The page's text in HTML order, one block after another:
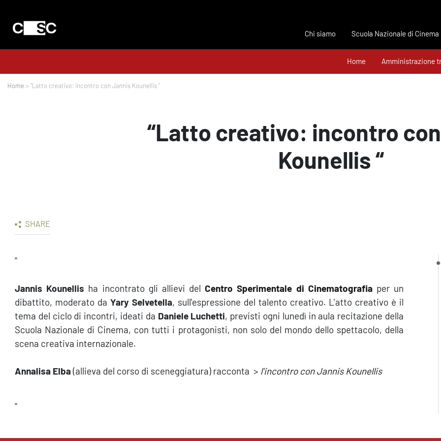
Chi siamo Scuola Nazionale di Cinema
Home Amministrazione
Home > “Latto creativo: incontro con Jannis Kounellis “
“Latto creativo: incontro
Kounellis “
SHARE
"
Jannis Kounellis ha incontrato gli allievi delCentro Sperimentale di Cinematografia per un
dibattito, moderato da Yary Selvetella, sull'espressione del talento creativo. L'atto creativo è il
tema del ciclo di incontri, ideati da Daniele Luchetti, previsti ogni lunedì in aula recitazione della
Scuola Nazionale di Cinema, con tutti i protagonisti, non solo del mondo dello spettacolo, della
scena creativa internazionale.
Annalisa Elba(allieva del corso di sceneggiatura) racconta > l'incontro con Jannis Kounellis
"